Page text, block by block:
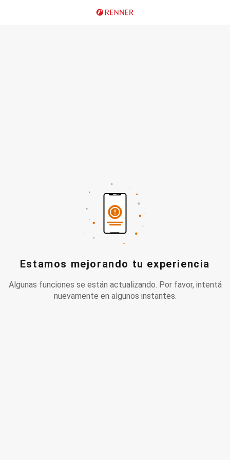
Estamos mejorando tu experiencia
Algunas funciones se están actualizando. Por favor, intentá
nuevamente en algunos instantes.